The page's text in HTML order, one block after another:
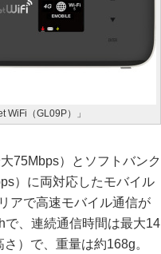
WiFi（GL09P）」
75Mbps）とソフトバンク
）に両対応したモバイル
アで高速モバイル通信が
、連続通信時間は最大14
）で、重量は約168g。